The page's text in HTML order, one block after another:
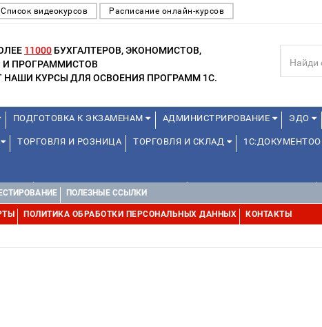
Список видеокурсов Расписание онлайн-курсов
11000 БУХГАЛТЕРОВ, ЭКОНОМИСТОВ,
И ПРОГРАММИСТОВ
НАШИ КУРСЫ ДЛЯ ОСВОЕНИЯ ПРОГРАММ 1С.
ПОДГОТОВКА К ЭКЗАМЕНАМ АДМИНИСТРИРОВАНИЕ ЭДО
ТОРГОВЛЯ И РОЗНИЦА ТОРГОВЛЯ И СКЛАД
1С:УПРАВЛЕНИЕ ХОЛДИНГОМ
ПОЛЕЗНЫЕ ССЫЛКИ
ПОЛИТИКА ОБРАБОТКИ ПЕРСОНАЛЬНЫХ ДАННЫХ КОНТАКТЫ